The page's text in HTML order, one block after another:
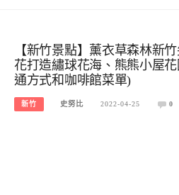
【新竹景點】薰衣草森林新
花打造繡球花海、熊熊小屋
通方式和咖啡館菜單)
新竹 史努比 2022-04-25 0